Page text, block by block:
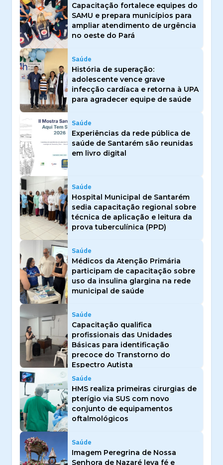
Capacitação fortalece equipes do
SAMU e prepara municípios para
ampliar atendimento de urgência
no oeste do Pará
Saúde
História de superação:
adolescente vence grave
infecção cardíaca e retorna à UPA
para agradecer equipe de saúde
Saúde
Experiências da rede pública de
saúde de Santarém são reunidas
em livro digital
Saúde
Hospital Municipal de Santarém
sedia capacitação regional sobre
técnica de aplicação e leitura da
prova tuberculínica (PPD)
Saúde
Médicos da Atenção Primária
participam de capacitação sobre
uso da insulina glargina na rede
municipal de saúde
Saúde
Capacitação qualifica
profissionais das Unidades
Básicas para identificação
precoce do Transtorno do
Espectro Autista
Saúde
HMS realiza primeiras cirurgias de
pterígio via SUS com novo
conjunto de equipamentos
oftalmológicos
Saúde
Imagem Peregrina de Nossa
Senhora de Nazaré leva fé e